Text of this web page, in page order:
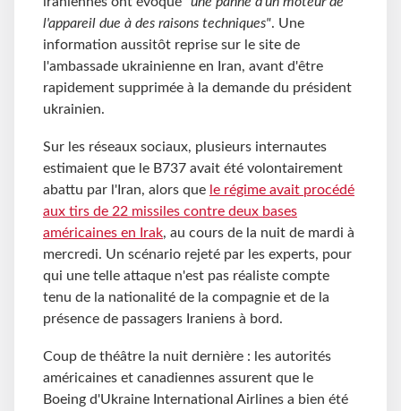
l'appareil due à des raisons techniques". Une
information aussitôt reprise sur le site de
l'ambassade ukrainienne en Iran, avant d'être
rapidement supprimée à la demande du président
ukrainien.
Sur les réseaux sociaux, plusieurs internautes
estimaient que le B737 avait été volontairement
abattu par l'Iran, alors que le régime avait procédé
aux tirs de 22 missiles contre deux bases
américaines en Irak, au cours de la nuit de mardi à
mercredi. Un scénario rejeté par les experts, pour
qui une telle attaque n'est pas réaliste compte
tenu de la nationalité de la compagnie et de la
présence de passagers Iraniens à bord.
Coup de théâtre la nuit dernière : les autorités
américaines et canadiennes assurent que le
Boeing d'Ukraine International Airlines a bien été